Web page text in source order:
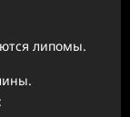
липомы.